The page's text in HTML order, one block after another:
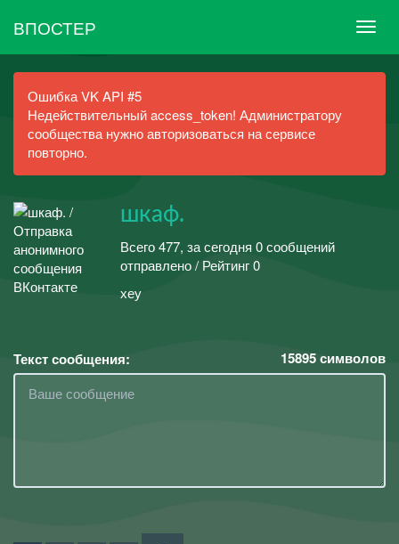
ВПОСТЕР
Ошибка VK API #5
Недействительный access_token! Администратору
сообщества нужно авторизоваться на сервисе
повторно.
шкаф.
Всего 477, за сегодня 0 сообщений
отправлено / Рейтинг 0
хеу
Текст сообщения: 15895символов